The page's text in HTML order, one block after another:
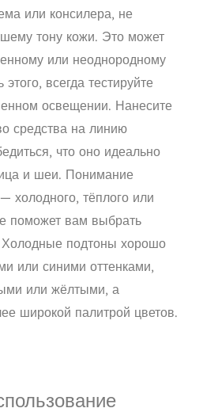
или консилера, не
тону кожи. Это может
или неоднородному
всегда тестируйте
освещении. Нанесите
средства на линию
что оно идеально
и шеи. Понимание
холодного, тёплого или
поможет вам выбрать
Холодные подтоны хорошо
или синими оттенками,
или жёлтыми, а
широкой палитрой цветов.